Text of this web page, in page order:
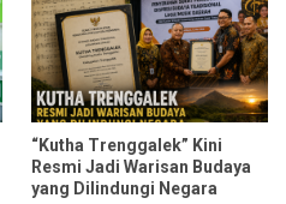
“Kutha Trenggalek” Kini
Resmi Jadi Warisan Budaya
yang Dilindungi Negara